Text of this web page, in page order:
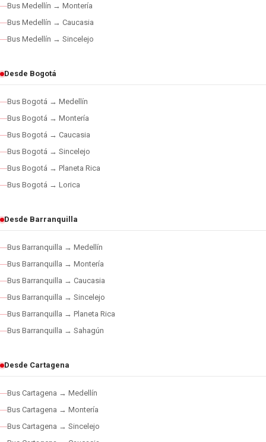
Bus Medellín → Montería
Bus Medellín → Caucasia
Bus Medellín → Sincelejo
Desde Bogotá
Bus Bogotá → Medellín
Bus Bogotá → Montería
Bus Bogotá → Caucasia
Bus Bogotá → Sincelejo
Bus Bogotá → Planeta Rica
Bus Bogotá → Lorica
Desde Barranquilla
Bus Barranquilla → Medellín
Bus Barranquilla → Montería
Bus Barranquilla → Caucasia
Bus Barranquilla → Sincelejo
Bus Barranquilla → Planeta Rica
Bus Barranquilla → Sahagún
Desde Cartagena
Bus Cartagena → Medellín
Bus Cartagena → Montería
Bus Cartagena → Sincelejo